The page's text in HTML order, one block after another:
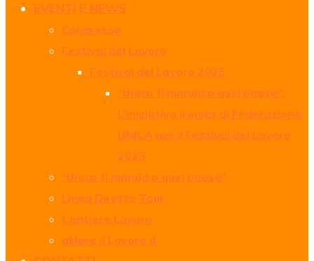
EVENTI E NEWS
Congresso
Festival del Lavoro
Festival del Lavoro 2025
“Unica ti manda a quel paese”:
L’iniziativa ironica di Federazione
UNICA per il Festival del Lavoro
2025
“Unica ti manda a quel paese”
Linea Diretta Tour
Cantiere Lavoro
aMare il Lavoro 4